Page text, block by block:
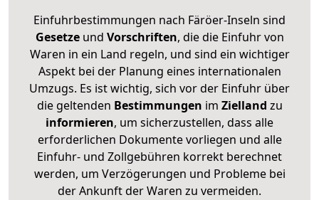
Einfuhrbestimmungen nach Färöer-Inseln sind
Gesetzeund Vorschriften, die die Einfuhr von
Waren in ein Land regeln, und sind ein wichtiger
Aspekt bei der Planung eines internationalen
Umzugs. Es ist wichtig, sich vor der Einfuhr über
die geltenden Bestimmungen im Zielland zu
informieren, um sicherzustellen, dass alle
erforderlichen Dokumente vorliegen und alle
Einfuhr- und Zollgebühren korrekt berechnet
werden, um Verzögerungen und Probleme bei
der Ankunft der Waren zu vermeiden.